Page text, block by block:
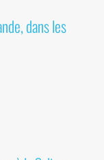
dans les